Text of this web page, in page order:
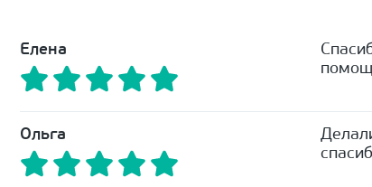
Елена
Ольга